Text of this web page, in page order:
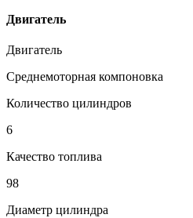
Двигатель
Двигатель
Среднемоторная компоновка
Количество цилиндров
6
Качество топлива
98
Диаметр цилиндра